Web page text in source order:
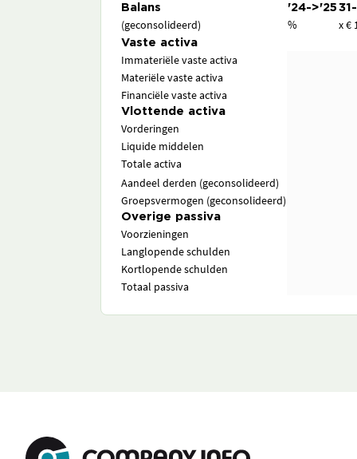
Balans '24->'25
(geconsolideerd) % x €
Vaste activa
Immateriële vaste activa
Materiële vaste activa
Financiële vaste activa
Vlottende activa
Vorderingen
Liquide middelen
Totale activa
Aandeel derden (geconsolideerd)
Groepsvermogen (geconsolideerd)
Overige passiva
Voorzieningen
Langlopende schulden
Kortlopende schulden
Totaal passiva